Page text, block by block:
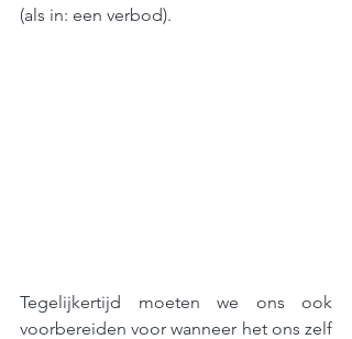
(als in: een verbod).
Tegelijkertijd moeten we ons ook
voorbereiden voor wanneer het ons zelf